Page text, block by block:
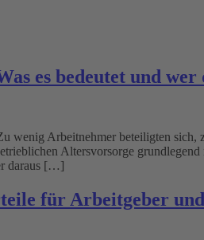
es bedeutet und
wenig Arbeitnehmer beteiligten
Altersvorsorge
daraus […]
für Arbeitgeber